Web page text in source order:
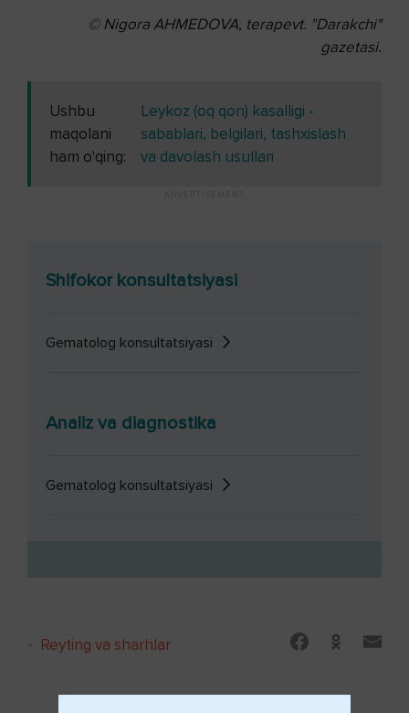
© Nigora AHMЕDOVA, terapevt. "Darakchi"
gazetasi.
Ushbu
maqolani
ham o'qing:
Leykoz (oq qon) kasalligi -
sabablari, belgilari, tashxislash
va davolash usullari
Shifokor konsultatsiyasi
Gematolog konsultatsiyasi
Analiz va diagnostika
Gematolog konsultatsiyasi
- Reyting va sharhlar